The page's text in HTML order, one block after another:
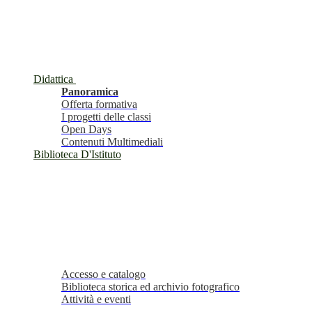
Didattica
Panoramica
Offerta formativa
I progetti delle classi
Open Days
Contenuti Multimediali
Biblioteca D'Istituto
Accesso e catalogo
Biblioteca storica ed archivio fotografico
Attività e eventi